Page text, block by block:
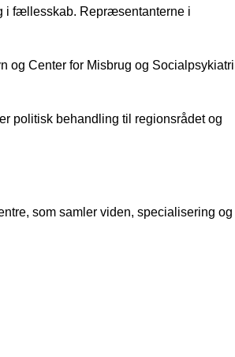
i fællesskab. Repræsentanterne i
og Center for Misbrug og
politisk behandling til regionsrådet og
som samler viden, specialisering og